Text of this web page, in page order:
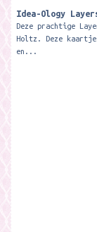
Idea-Ology
Deze prachtige
Holtz. Deze
en...